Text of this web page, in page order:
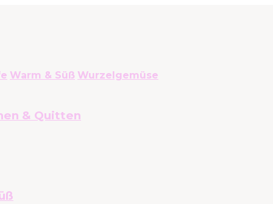
Warm & Süß Wurzelgemüse
& Quitten